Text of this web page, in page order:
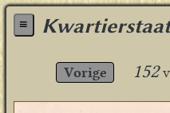
≡
Vorige 152